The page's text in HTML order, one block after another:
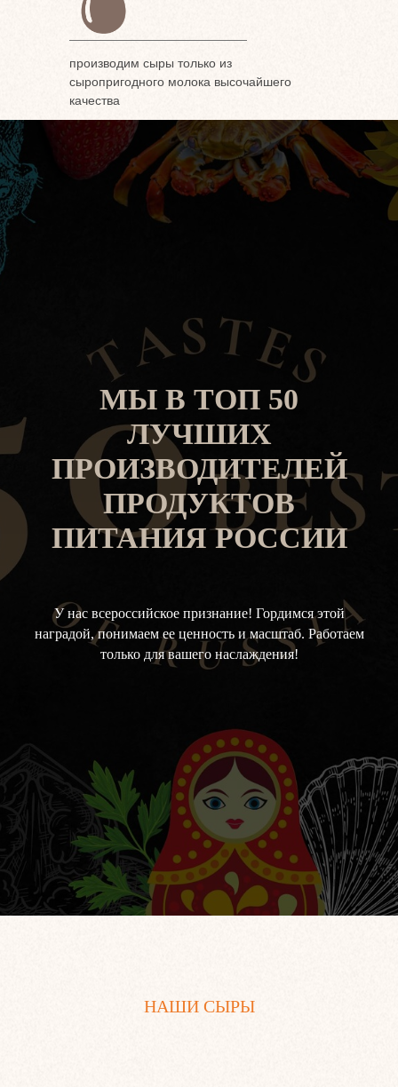
производим сыры только из
сыропригодного молока высочайшего
качества
МЫ В ТОП 50
ЛУЧШИХ
ПРОИЗВОДИТЕЛЕЙ
ПРОДУКТОВ
ПИТАНИЯ РОССИИ
У нас всероссийское признание! Гордимся этой
наградой, понимаем ее ценность и масштаб. Работаем
только для вашего наслаждения!
НАШИ СЫРЫ